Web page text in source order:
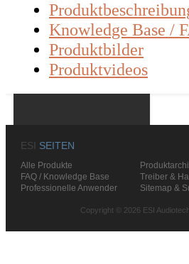
Knowledge Base /
Produktbilder
Produktvideos
ESI SEITEN
Alle Produkte
FAQ / Knowledge Base
Treiber &
Professionelle Anwender
Sitemap &
Copyright © 2026 ESI